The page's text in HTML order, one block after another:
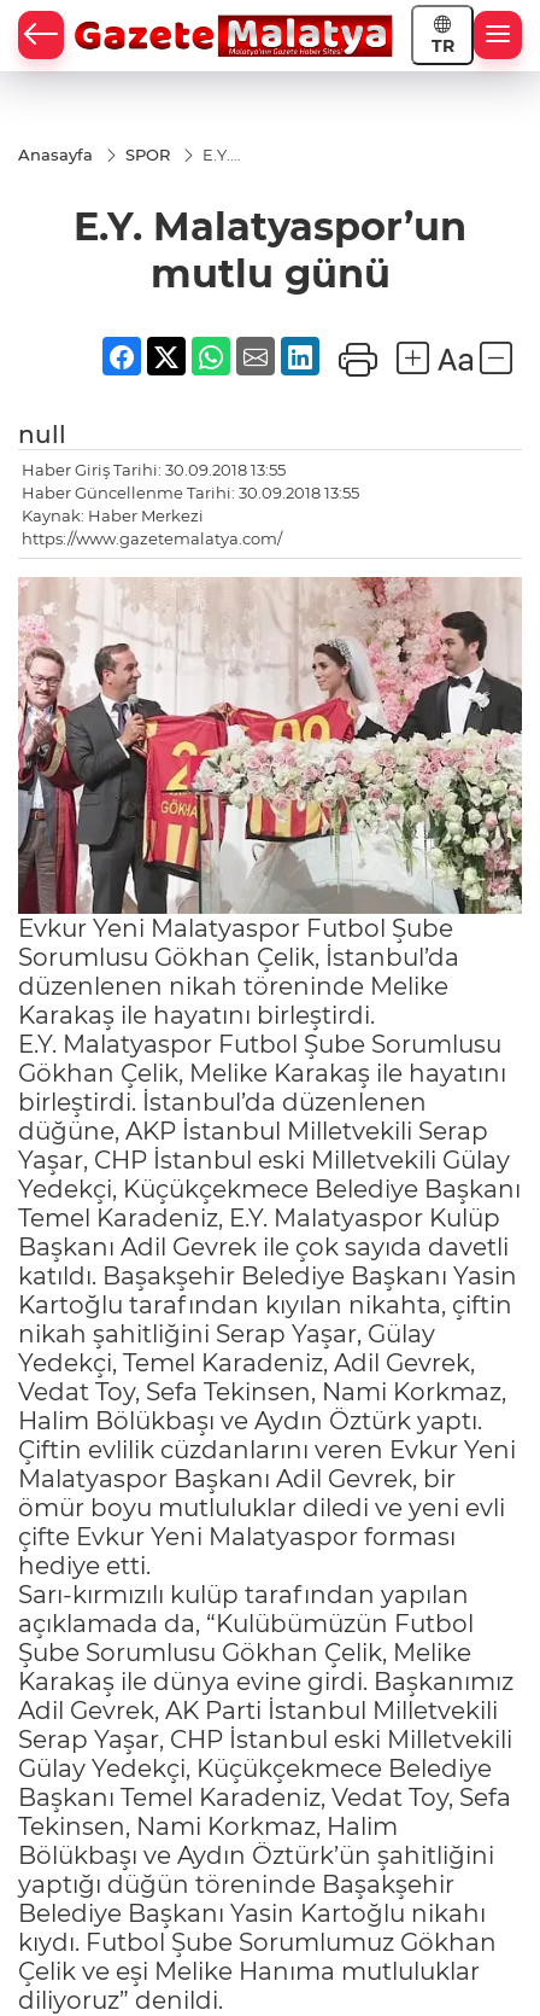
TR
Anasayfa SPOR
E.Y.
E.Y. Malatyaspor’un
mutlu günü
null
Haber Giriş Tarihi: 30.09.2018 13:55
Haber Güncellenme Tarihi: 30.09.2018 13:55
Kaynak: Haber Merkezi
https://www.gazetemalatya.com/
Evkur Yeni Malatyaspor Futbol Şube
Sorumlusu Gökhan Çelik, İstanbul’da
düzenlenen nikah töreninde Melike
Karakaş ile hayatını birleştirdi.
E.Y. Malatyaspor Futbol Şube Sorumlusu
Gökhan Çelik, Melike Karakaş ile hayatını
birleştirdi. İstanbul’da düzenlenen
düğüne, AKP İstanbul Milletvekili Serap
Yaşar, CHP İstanbul eski Milletvekili Gülay
Yedekçi, Küçükçekmece Belediye Başkanı
Temel Karadeniz, E.Y. Malatyaspor Kulüp
Başkanı Adil Gevrek ile çok sayıda davetli
katıldı. Başakşehir Belediye Başkanı Yasin
Kartoğlu tarafından kıyılan nikahta, çiftin
nikah şahitliğini Serap Yaşar, Gülay
Yedekçi, Temel Karadeniz, Adil Gevrek,
Vedat Toy, Sefa Tekinsen, Nami Korkmaz,
Halim Bölükbaşı ve Aydın Öztürk yaptı.
Çiftin evlilik cüzdanlarını veren Evkur Yeni
Malatyaspor Başkanı Adil Gevrek, bir
ömür boyu mutluluklar diledi ve yeni evli
çifte Evkur Yeni Malatyaspor forması
hediye etti.
Sarı-kırmızılı kulüp tarafından yapılan
açıklamada da, “Kulübümüzün Futbol
Şube Sorumlusu Gökhan Çelik, Melike
Karakaş ile dünya evine girdi. Başkanımız
Adil Gevrek, AK Parti İstanbul Milletvekili
Serap Yaşar, CHP İstanbul eski Milletvekili
Gülay Yedekçi, Küçükçekmece Belediye
Başkanı Temel Karadeniz, Vedat Toy, Sefa
Tekinsen, Nami Korkmaz, Halim
Bölükbaşı ve Aydın Öztürk’ün şahitliğini
yaptığı düğün töreninde Başakşehir
Belediye Başkanı Yasin Kartoğlu nikahı
kıydı. Futbol Şube Sorumlumuz Gökhan
Çelik ve eşi Melike Hanıma mutluluklar
diliyoruz” denildi.